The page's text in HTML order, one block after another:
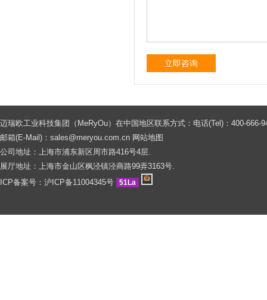
立即咨询
迈瑞欧工业科技集团（MeRyOu）在中国地区联系方式：电话(Tel)：400-666-
邮箱(E-Mail)： sales@meryou.com.cn 网站地图
公司地址：上海市浦东新区周市路416号4层.
展厅地址：上海市金山区枫泾镇泾商路99弄3163号.
ICP备案号： 沪ICP备11004345号 51La